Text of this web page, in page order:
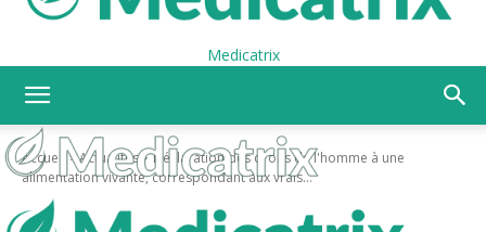
Medicatrix
Accueil Actualités
Déclaration des droits de l'homme à une
alimentation vivante, correspondant aux vrais...
Actualités